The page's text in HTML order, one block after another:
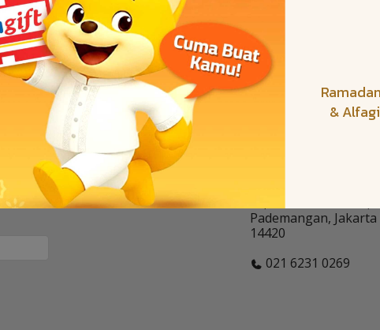
Bantuan
Servis & Perbaikan
FAQ
Tentang Coocaa
Kanal Berita / News
Pademangan,
14420
021 6231 0269
&